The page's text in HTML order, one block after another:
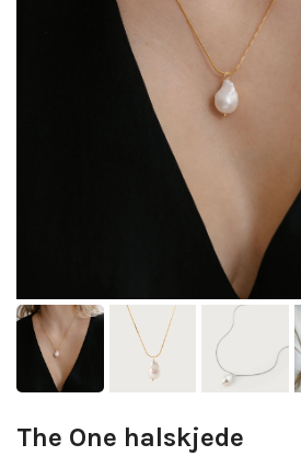
The One halskjede